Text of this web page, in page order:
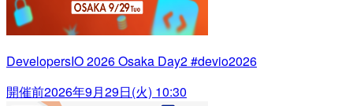
DevelopersIO 2026 Osaka Day2 #devio2026
開催前2026年9月29日(火) 10:30